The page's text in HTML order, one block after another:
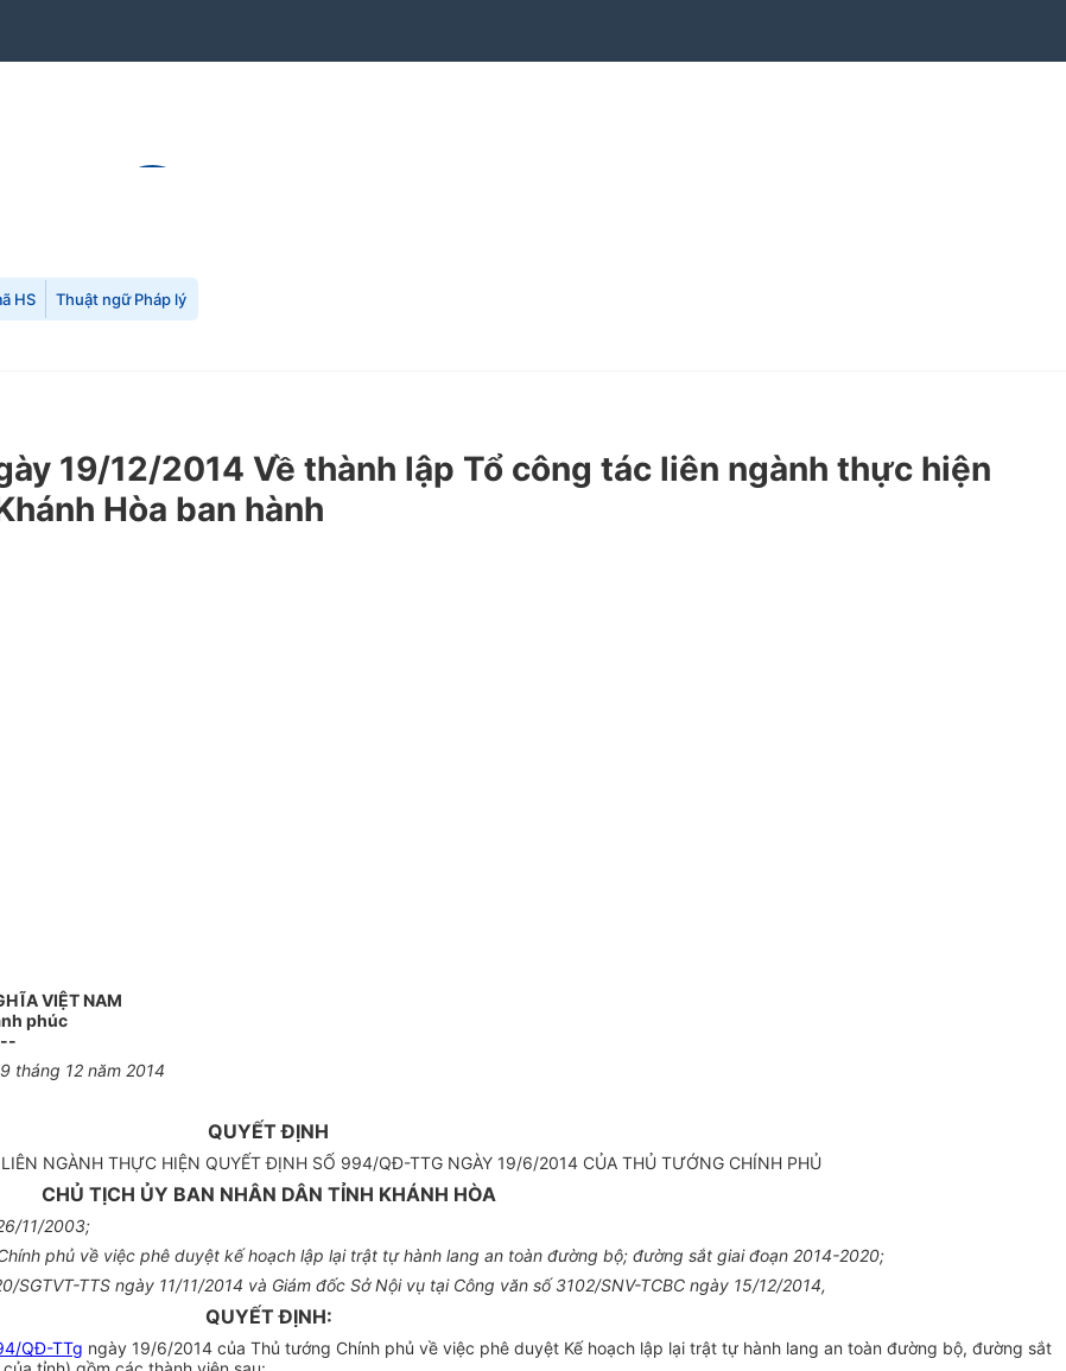
HS Thuật ngữ Pháp lý
19/12/2014 Về thành lập Tổ công tác liên ngành thực hiện
Hòa ban hành
VIỆT NAM
phúc
tháng 12năm 2014
QUYẾT ĐỊNH
NGÀNH THỰC HIỆN QUYẾT ĐỊNH SỐ 994/QĐ-TTG NGÀY 19/6/2014 CỦA THỦ TƯỚNG CHÍNH PHỦ
CHỦ TỊCH ỦY BAN NHÂN DÂN TỈNH KHÁNH HÒA
11/2003;
phủ về việc phê duyệt kế hoạch lập lại trật tự hành lang an toàn đường bộ; đường sắt giai đoạn 2014-2020;
SGTVT-TTS ngày 11/11/2014 và Giám đốc Sở Nội vụ tại Công văn số3102/SNV-TCBC ngày 15/12/2014,
QUYẾT ĐỊNH:
QĐ-TTg ngày 19/6/2014 của Thủ tướng Chính phủ về việc phê duyệt Kế hoạch lập lại trật tự hành lang an toàn đường bộ, đường sắt